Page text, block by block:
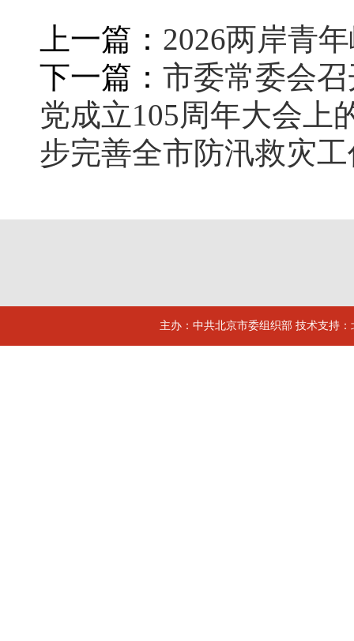
上一篇： 2026两岸青
下一篇： 市委常委会
党成立105周年大会上
步完善全市防汛救灾
主办：中共北京市委组织部 技术支持